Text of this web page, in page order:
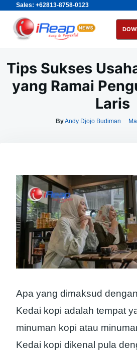
Sales: +62813-8758-0123
Skip
content
Search
for:
Tips Sukses
yang Ramai
Laris
ByAndy Djojo Budiman
Apa yang dimaksud
Kedai kopi adalah tempat
minuman kopi atau
Kedai kopi dikenal pula